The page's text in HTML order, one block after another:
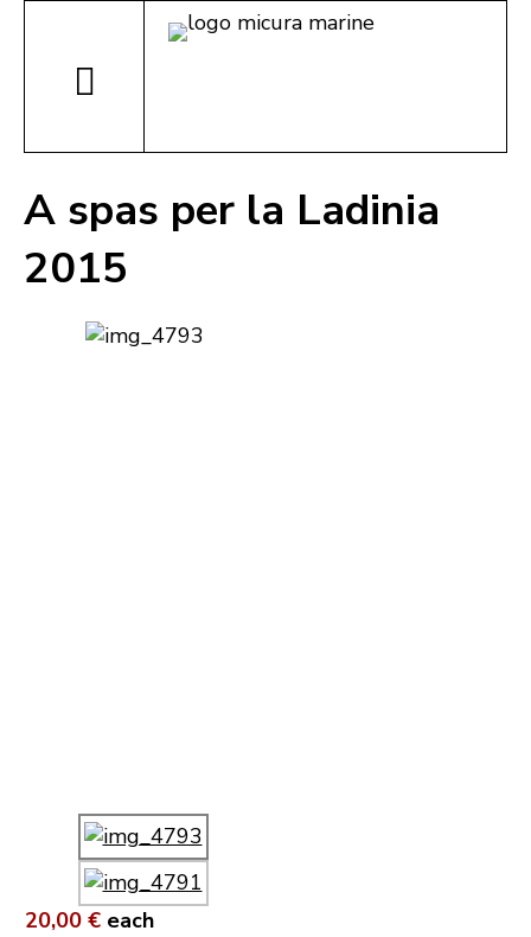
A spas per la Ladinia
2015
20,00 € each